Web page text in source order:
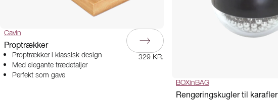
Cavin
Proptrækker
Proptrækker i klassisk design
Med elegante trædetaljer
Perfekt som gave
329 KR.
BOXinBAG
Rengøringskugler til karafler